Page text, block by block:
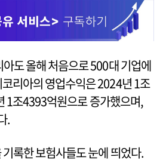
도 올해 처음으로 500대 기업에
리아의 영업수익은 2024년 1조
1조4393억원으로 증가했으며,
.
록한 보험사들도 눈에 띄었다.